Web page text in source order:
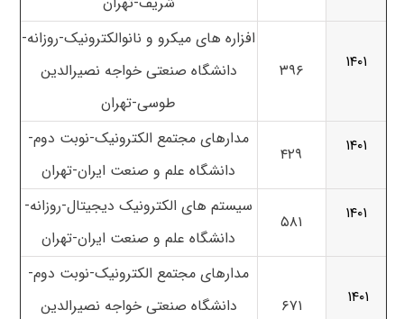
۱۴۰۱ ۳۹۶
افزاره های میکرو و نانوالکترونیک-روزانه-
دانشگاه صنعتی خواجه نصیرالدین
طوسی-تهران
۱۴۰۱
۴۲۹
مدارهای مجتمع الکترونیک-نوبت دوم-
دانشگاه علم و صنعت ایران-تهران
۱۴۰۱
۵۸۱
سیستم های الکترونیک دیجیتال-روزانه-
دانشگاه علم و صنعت ایران-تهران
۱۴۰۱ ۶۷۱
مدارهای مجتمع الکترونیک-نوبت دوم-
دانشگاه صنعتی خواجه نصیرالدین